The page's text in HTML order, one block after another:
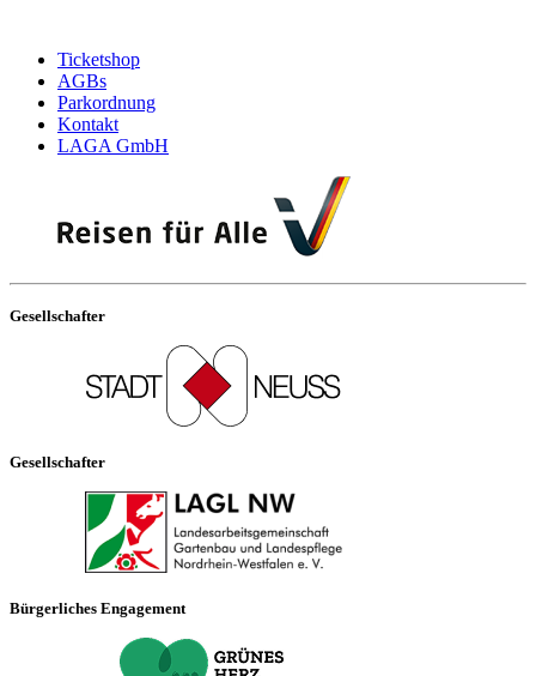
Ticketshop
AGBs
Parkordnung
Kontakt
LAGA GmbH
Gesellschafter
Gesellschafter
Bürgerliches Engagement